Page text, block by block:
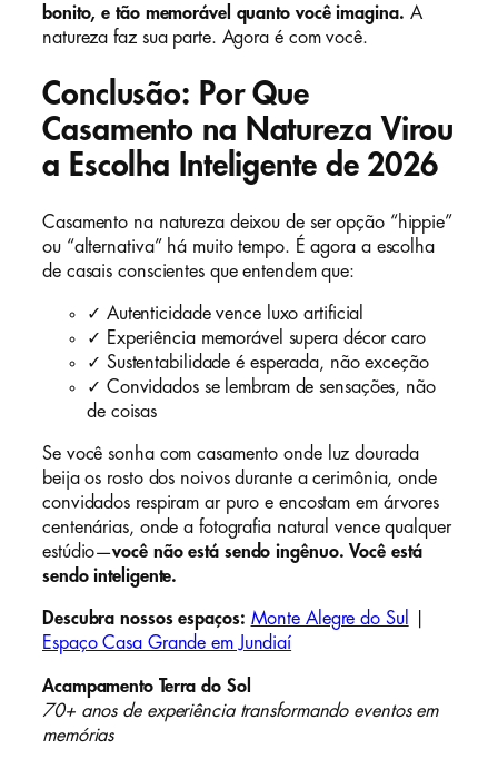
bonito, e tão memorável quanto você imagina. A
natureza faz sua parte. Agora é com você.
Conclusão: Por Que
Casamento na Natureza Virou
a Escolha Inteligente de 2026
Casamento na natureza deixou de ser opção “hippie”
ou “alternativa” há muito tempo. É agora a escolha
de casais conscientes que entendem que:
✓ Autenticidade vence luxo artificial
✓ Experiência memorável supera décor caro
✓ Sustentabilidade é esperada, não exceção
✓ Convidados se lembram de sensações, não
de coisas
Se você sonha com casamento onde luz dourada
beija os rosto dos noivos durante a cerimônia, onde
convidados respiram ar puro e encostam em árvores
centenárias, onde a fotografia natural vence qualquer
estúdio—você não está sendo ingênuo. Você está
sendo inteligente.
Descubra nossos espaços: Monte Alegre do Sul
Espaço Casa Grande em Jundiaí
Acampamento Terra do Sol
70+ anos de experiência transformando eventos em
memórias